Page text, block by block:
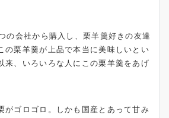
の会社から購入し、栗羊羹好きの友達
の栗羊羹が上品で本当に美味しいとい
来、いろいろな人にこの栗羊羹をあげ
がゴロゴロ。しかも国産とあって甘み